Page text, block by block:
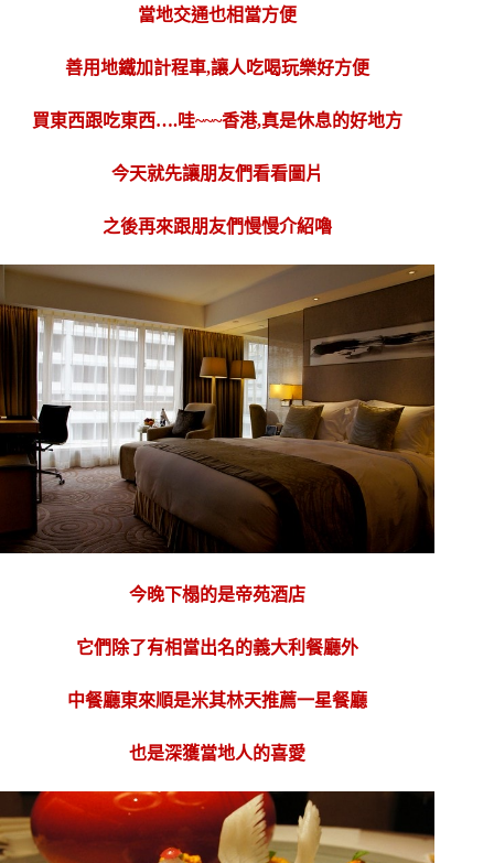
當地交通也相當方便
善用地鐵加計程車,讓人吃喝玩樂好方便
買東西跟吃東西….哇~~~香港,真是休息的好地方
今天就先讓朋友們看看圖片
之後再來跟朋友們慢慢介紹嚕
今晚下榻的是帝苑酒店
它們除了有相當出名的義大利餐廳外
中餐廳東來順是米其林天推薦一星餐廳
也是深獲當地人的喜愛